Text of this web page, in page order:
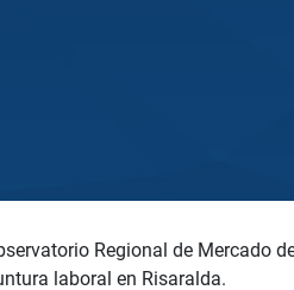
Regional de Mercado
laboral en Risaralda.